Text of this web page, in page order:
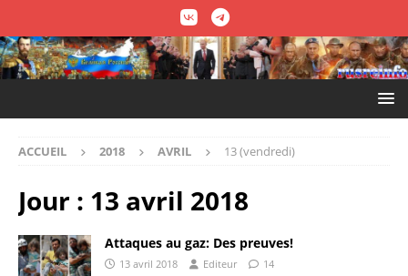
ACCUEIL 2018 AVRIL 13 (vendredi)
Jour : 13 avril 2018
Attaques au gaz: Des preuves!
13 avril 2018 Editeur 14